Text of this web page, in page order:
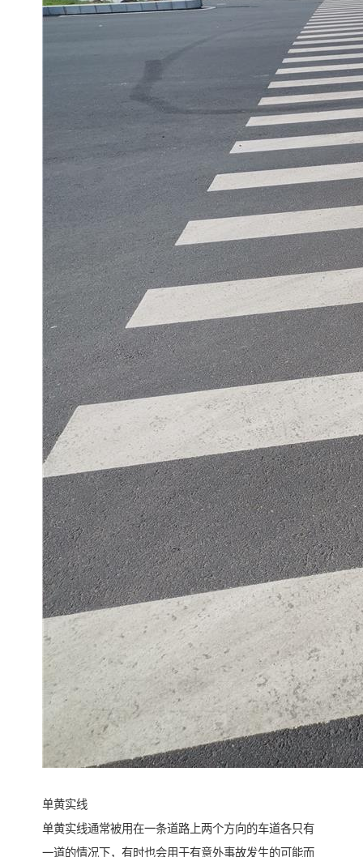
单黄实线
单黄实线通常被用在一条道路上两个方向的车道各只有
一道的情况下，有时也会用于有意外事故发生的可能而